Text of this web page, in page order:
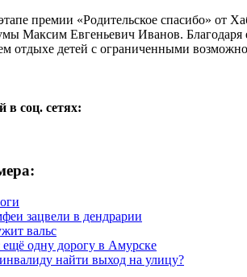
премии «Родительское спасибо» от
Максим Евгеньевич Иванов.
отдыхе детей с ограниченными
в соц. сетях:
зацвели в дендрарии
вальс
одну дорогу в Амурске
найти выход на улицу?